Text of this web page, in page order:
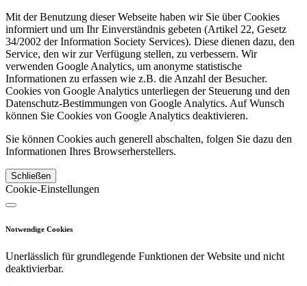
Mit der Benutzung dieser Webseite haben wir Sie über Cookies
informiert und um Ihr Einverständnis gebeten (Artikel 22, Gesetz
34/2002 der Information Society Services). Diese dienen dazu, den
Service, den wir zur Verfügung stellen, zu verbessern. Wir
verwenden Google Analytics, um anonyme statistische
Informationen zu erfassen wie z.B. die Anzahl der Besucher.
Cookies von Google Analytics unterliegen der Steuerung und den
Datenschutz-Bestimmungen von Google Analytics. Auf Wunsch
können Sie Cookies von Google Analytics deaktivieren.
Sie können Cookies auch generell abschalten, folgen Sie dazu den
Informationen Ihres Browserherstellers.
Schließen
Cookie-Einstellungen
Notwendige Cookies
Unerlässlich für grundlegende Funktionen der Website und nicht
deaktivierbar.